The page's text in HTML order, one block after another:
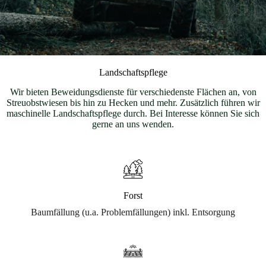
Landschaftspflege
Wir bieten Beweidungsdienste für verschiedenste Flächen an, von
Streuobstwiesen bis hin zu Hecken und mehr. Zusätzlich führen wir
maschinelle Landschaftspflege durch. Bei Interesse können Sie sich
gerne an uns wenden.
Forst
Baumfällung (u.a. Problemfällungen) inkl. Entsorgung